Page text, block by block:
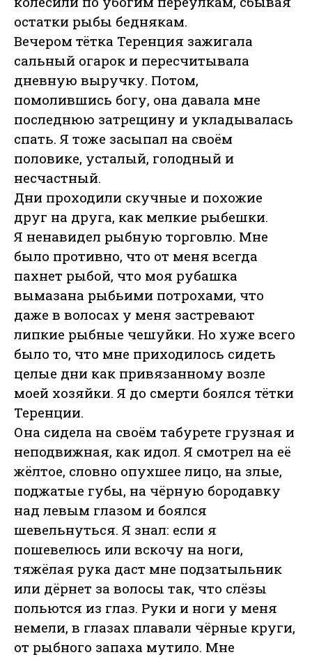
остатки рыбы беднякам.
Вечером тётка Теренция зажигала
сальный огарок и пересчитывала
дневную выручку. Потом,
помолившись богу, она давала мне
последнюю затрещину и укладывалась
спать. Я тоже засыпал на своём
половике, усталый, голодный и
несчастный.
Дни проходили скучные и похожие
друг на друга, как мелкие рыбешки.
Я ненавидел рыбную торговлю. Мне
было противно, что от меня всегда
пахнет рыбой, что моя рубашка
вымазана рыбьими потрохами, что
даже в волосах у меня застревают
липкие рыбные чешуйки. Но хуже всего
было то, что мне приходилось сидеть
целые дни как привязанному возле
моей хозяйки. Я до смерти боялся тётки
Теренции.
Она сидела на своём табурете грузная и
неподвижная, как идол. Я смотрел на её
жёлтое, словно опухшее лицо, на злые,
поджатые губы, на чёрную бородавку
над левым глазом и боялся
шевельнуться. Я знал: если я
пошевелюсь или вскочу на ноги,
тяжёлая рука даст мне подзатыльник
или дёрнет за волосы так, что слёзы
польются из глаз. Руки и ноги у меня
немели, в глазах плавали чёрные круги,
от рыбного запаха мутило. Мне